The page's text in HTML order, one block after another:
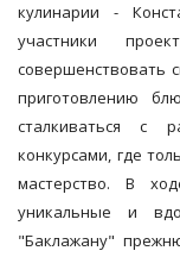
кулинарии -
участники
совершенствовать
приготовлению
сталкиваться с
конкурсами, где
мастерство. В
уникальные и
"Баклажану"